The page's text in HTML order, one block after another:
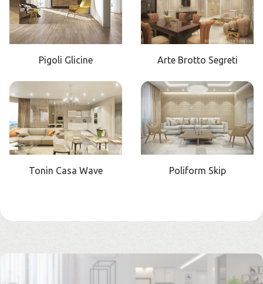
Pigoli Glicine Arte Brotto Segreti
Tonin Casa Wave Poliform Skip